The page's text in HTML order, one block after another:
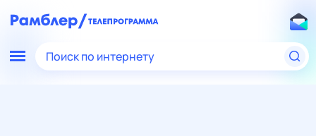
Поиск по интернету